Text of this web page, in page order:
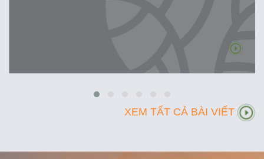
XEM TẤT CẢ BÀI VIẾT